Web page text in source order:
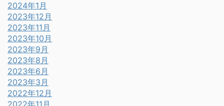
2024年1月
2023年12月
2023年11月
2023年10月
2023年9月
2023年8月
2023年6月
2023年3月
2022年12月
2022年11月